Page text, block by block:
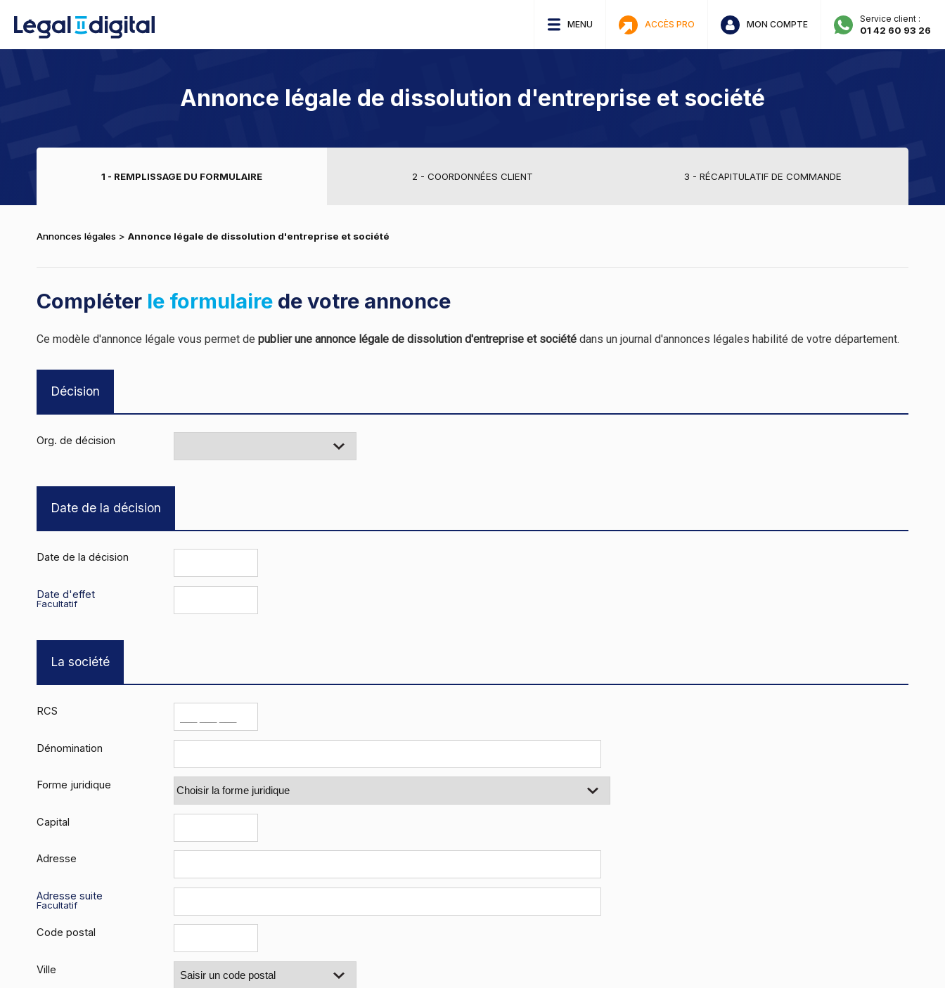
MENU ACCÈS PRO MON COMPTE
Service client :
01 42 60 93 26
Annonce légale de dissolution d'entreprise et société
1 - REMPLISSAGE DU FORMULAIRE 2 - COORDONNÉES CLIENT 3 - RÉCAPITULATIF DE COMMANDE
Annonces légales > Annonce légale de dissolution d'entreprise et société
Compléter le formulaire de votre annonce
Ce modèle d'annonce légale vous permet de publier une annonce légale de dissolution d'entreprise et société dans un journal d'annonces légales habilité de votre département.
Décision
Org. de décision
Date de la décision
Date de la décision
Date d'effet
Facultatif
La société
RCS
Dénomination
Forme juridique
Capital
Adresse
Adresse suite
Facultatif
Code postal
Ville